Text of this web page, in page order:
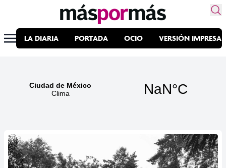
LA DIARIA PORTADA OCIO VERSIÓN IMPRESA